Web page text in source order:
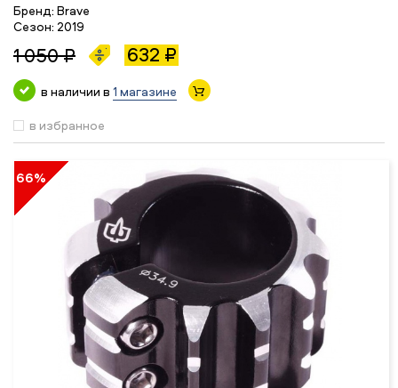
Бренд: Brave
Сезон: 2019
1 050 ₽ 632 ₽
в наличии в 1 магазине
в избранное
66%